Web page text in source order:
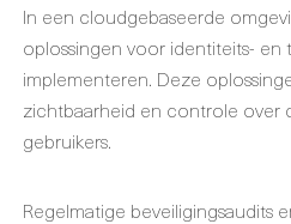
In een cloudgebaseerde
oplossingen voor identiteits-
implementeren. Deze
zichtbaarheid en controle over
gebruikers.
Regelmatige beveiligingsaudits